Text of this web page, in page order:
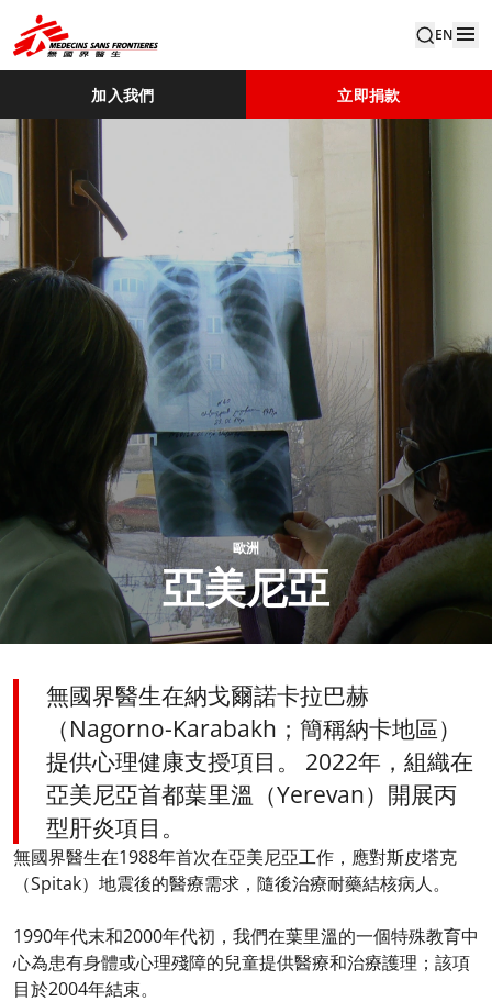
EN
加入我們 立即捐款
歐洲
亞美尼亞
無國界醫生在納戈爾諾卡拉巴赫
（Nagorno-Karabakh；簡稱納卡地區）
提供心理健康支授項目。 2022年，組織在
亞美尼亞首都葉里溫（Yerevan）開展丙
型肝炎項目。
無國界醫生在1988年首次在亞美尼亞工作，應對斯皮塔克
（Spitak）地震後的醫療需求，隨後治療耐藥結核病人。
1990年代末和2000年代初，我們在葉里溫的一個特殊教育中
心為患有身體或心理殘障的兒童提供醫療和治療護理；該項
目於2004年結束。